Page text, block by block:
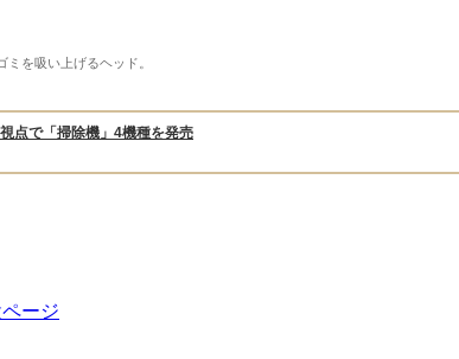
を吸い上げるヘッド。
点で「掃除機」4機種を発売
ージ